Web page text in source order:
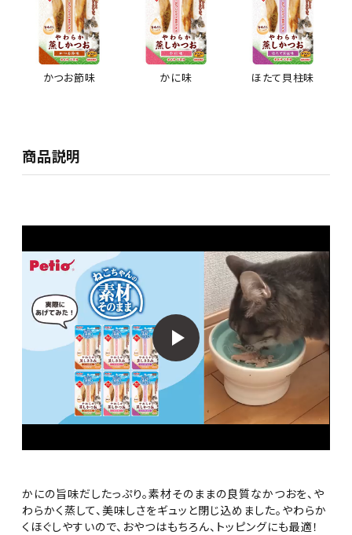
かつお節味 かに味 ほたて貝柱味
商品説明
かにの旨味だしたっぷり。素材そのままの良質なかつおを、や
わらかく蒸して、美味しさをギュッと閉じ込めました。やわらか
くほぐしやすいので、おやつはもちろん、トッピングにも最適！